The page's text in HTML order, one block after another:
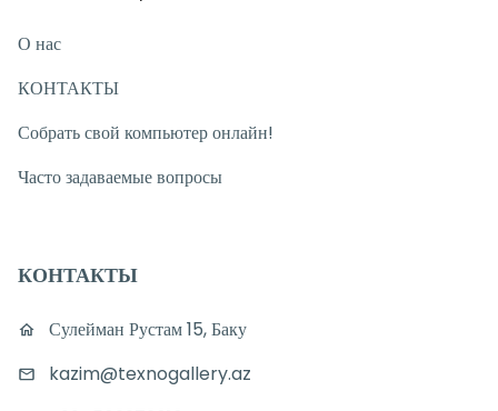
О нас
КОНТАКТЫ
Собрать свой компьютер онлайн!
Часто задаваемые вопросы
КОНТАКТЫ
Сулейман Рустам 15, Баку
kazim@texnogallery.az